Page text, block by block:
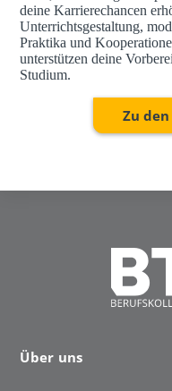
deine Karrierechancen
Unterrichtsgestaltung,
Praktika und
unterstützen deine
Studium.
Zu
Über uns